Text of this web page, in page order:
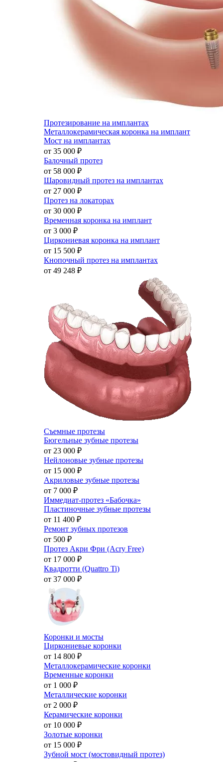
Протезирование на имплантах
Металлокерамическая коронка на имплант
Мост на имплантах
от 35 000 ₽
Балочный протез
от 58 000 ₽
Шаровидный протез на имплантах
от 27 000 ₽
Протез на локаторах
от 30 000 ₽
Временная коронка на имплант
от 3 000 ₽
Циркониевая коронка на имплант
от 15 500 ₽
Кнопочный протез на имплантах
от 49 248 ₽
Съемные протезы
Бюгельные зубные протезы
от 23 000 ₽
Нейлоновые зубные протезы
от 15 000 ₽
Акриловые зубные протезы
от 7 000 ₽
Иммедиат-протез «Бабочка»
Пластиночные зубные протезы
от 11 400 ₽
Ремонт зубных протезов
от 500 ₽
Протез Акри Фри (Acry Free)
от 17 000 ₽
Квадротти (Quattro Ti)
от 37 000 ₽
Коронки и мосты
Циркониевые коронки
от 14 800 ₽
Металлокерамические коронки
Временные коронки
от 1 000 ₽
Металлические коронки
от 2 000 ₽
Керамические коронки
от 10 000 ₽
Золотые коронки
от 15 000 ₽
Зубной мост (мостовидный протез)